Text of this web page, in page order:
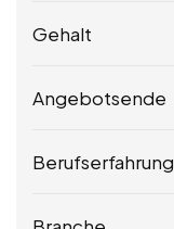
Gehalt
Angebotsende
Berufserfahrung